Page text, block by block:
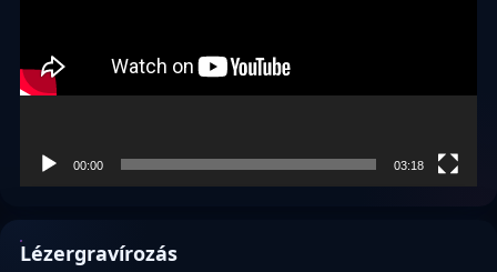
00:00 03:18
Lézergravírozás